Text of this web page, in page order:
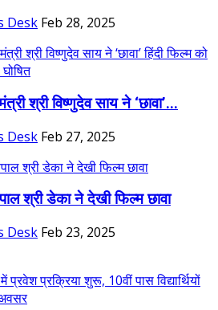
Desk Feb 28, 2025
श्री विष्णुदेव साय ने ‘छावा’...
Desk Feb 27, 2025
श्री डेका ने देखी फिल्म छावा
Desk Feb 23, 2025